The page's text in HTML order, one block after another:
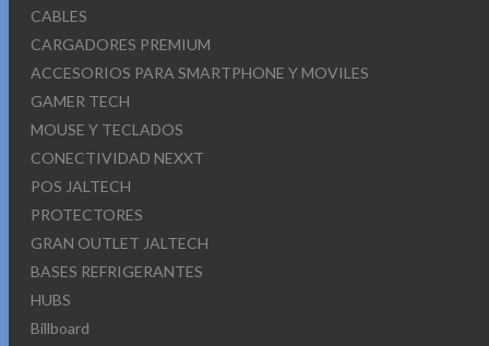
CABLES
CARGADORES PREMIUM
ACCESORIOS PARA SMARTPHONE Y MOVILES
GAMER TECH
MOUSE Y TECLADOS
CONECTIVIDAD NEXXT
POS JALTECH
PROTECTORES
GRAN OUTLET JALTECH
BASES REFRIGERANTES
HUBS
Billboard